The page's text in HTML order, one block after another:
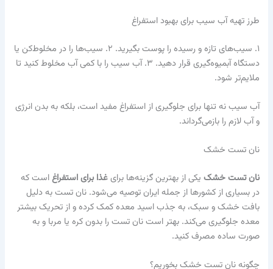
طرز تهیه آب سیب برای بهبود استفراغ
۱. سیب‌های تازه و رسیده را پوست بگیرید. ۲. سیب‌ها را در مخلوط‌کن یا
دستگاه آبمیوه‌گیری قرار دهید. ۳. آب سیب را با کمی آب مخلوط کنید تا
ملایم‌تر شود.
آب سیب نه تنها برای جلوگیری از استفراغ مفید است، بلکه به بدن انرژی
و آب لازم را بازمی‌گرداند.
نان تست خشک
نان تست خشک یکی از بهترین گزینه‌ها برایغذا برای استفراغاست که
در بسیاری از کشورها از جمله ایران توصیه می‌شود. نان تست به دلیل
بافت خشک و سبک، به جذب اسید معده کمک کرده و از تحریک بیشتر
معده جلوگیری می‌کند. بهتر است نان تست را بدون کره یا مربا و به
صورت ساده مصرف کنید.
چگونه نان تست خشک بخوریم؟